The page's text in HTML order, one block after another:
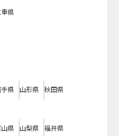
重県
手県 山形県 秋田県
山県 山梨県 福井県